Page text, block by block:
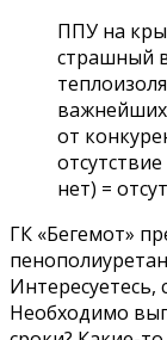
ППУ на
страшный
важнейших
от
нет) =
ГК «Бегемот»
Интересуетесь,
Необходимо